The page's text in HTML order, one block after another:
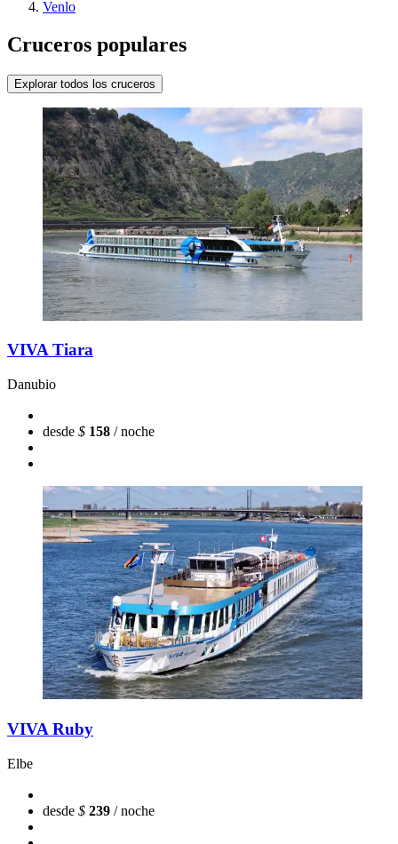
Venlo
Cruceros populares
Explorar todos los cruceros
VIVA Tiara
Danubio
desde $ 158 / noche
VIVA Ruby
Elbe
desde $ 239 / noche